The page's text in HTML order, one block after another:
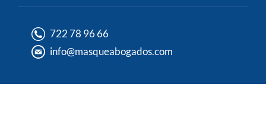
722 78 96 66
info@masqueabogados.com